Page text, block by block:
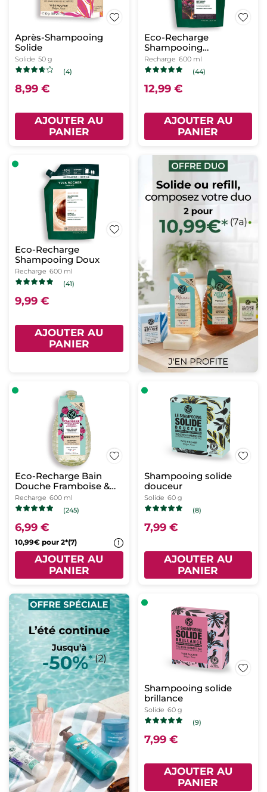
Après-Shampooing
Solide
Solide 50 g
(4)
8,99 €
AJOUTER AU
PANIER
Eco-Recharge
Shampooing
Reconstituant
Recharge 600 ml
(44)
12,99 €
AJOUTER AU
PANIER
Eco-Recharge
Shampooing Doux
Recharge 600 ml
(41)
9,99 €
AJOUTER AU
PANIER
Eco-Recharge Bain
Douche Framboise &
Menthe Poivrée
Recharge 600 ml
(245)
6,99 €
10,99€ pour 2*(7)
AJOUTER AU
PANIER
Shampooing solide
douceur
Solide 60 g
(8)
7,99 €
AJOUTER AU
PANIER
Shampooing solide
brillance
Solide 60 g
(9)
7,99 €
AJOUTER AU
PANIER